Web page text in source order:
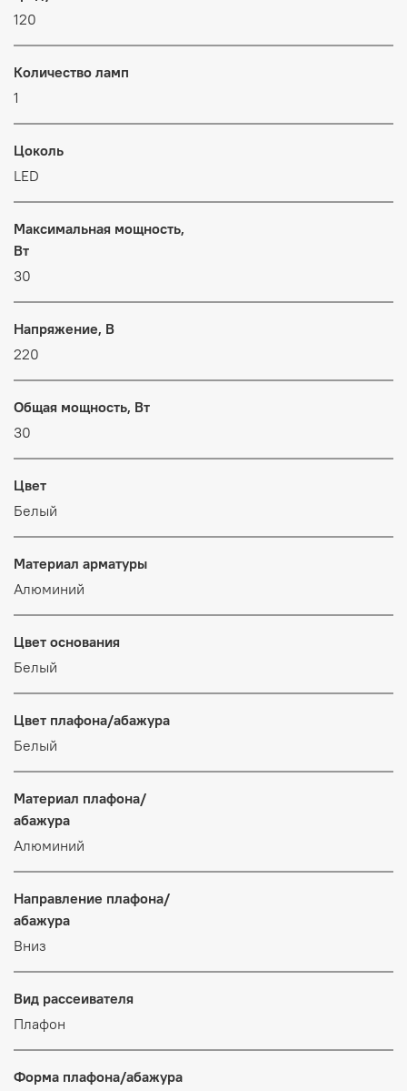
120
Количество ламп
1
Цоколь
LED
Максимальная мощность,
Вт
30
Напряжение, В
220
Общая мощность, Вт
30
Цвет
Белый
Материал арматуры
Алюминий
Цвет основания
Белый
Цвет плафона/абажура
Белый
Материал плафона/
абажура
Алюминий
Направление плафона/
абажура
Вниз
Вид рассеивателя
Плафон
Форма плафона/абажура